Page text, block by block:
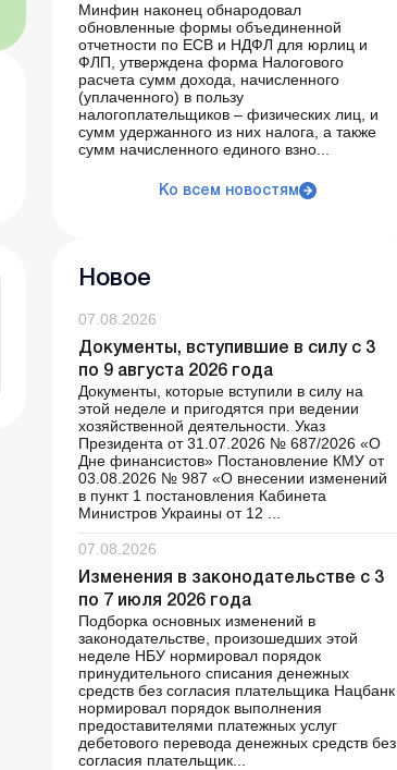
Минфин наконец обнародовал
обновленные формы объединенной
отчетности по ЕСВ и НДФЛ для юрлиц и
ФЛП, утверждена форма Налогового
расчета сумм дохода, начисленного
(уплаченного) в пользу
налогоплательщиков – физических лиц, и
сумм удержанного из них налога, а также
сумм начисленного единого взно...
Ко всем новостям
Новое
07.08.2026
Документы, вступившие в силу с 3
по 9 августа 2026 года
Документы, которые вступили в силу на
этой неделе и пригодятся при ведении
хозяйственной деятельности. Указ
Президента от 31.07.2026 № 687/2026 «О
Дне финансистов» Постановление КМУ от
03.08.2026 № 987 «О внесении изменений
в пункт 1 постановления Кабинета
Министров Украины от 12 ...
07.08.2026
Изменения в законодательстве с 3
по 7 июля 2026 года
Подборка основных изменений в
законодательстве, произошедших этой
неделе НБУ нормировал порядок
принудительного списания денежных
средств без согласия плательщика Нацбанк
нормировал порядок выполнения
предоставителями платежных услуг
дебетового перевода денежных средств без
согласия плательщик...